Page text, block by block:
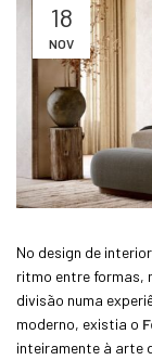
18
NOV
No design de
ritmo entre formas,
divisão numa
moderno, existia o
inteiramente à arte